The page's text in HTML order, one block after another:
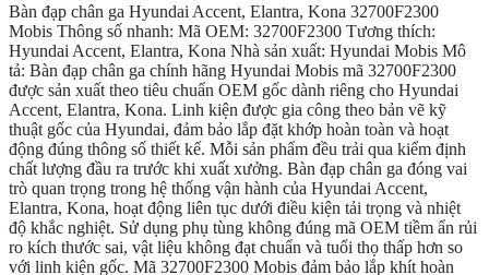
Bàn đạp chân ga Hyundai Accent, Elantra, Kona 32700F2300
Mobis Thông số nhanh: Mã OEM: 32700F2300 Tương thích:
Hyundai Accent, Elantra, Kona Nhà sản xuất: Hyundai Mobis Mô
tả: Bàn đạp chân ga chính hãng Hyundai Mobis mã 32700F2300
được sản xuất theo tiêu chuẩn OEM gốc dành riêng cho Hyundai
Accent, Elantra, Kona. Linh kiện được gia công theo bản vẽ kỹ
thuật gốc của Hyundai, đảm bảo lắp đặt khớp hoàn toàn và hoạt
động đúng thông số thiết kế. Mỗi sản phẩm đều trải qua kiểm định
chất lượng đầu ra trước khi xuất xưởng. Bàn đạp chân ga đóng vai
trò quan trọng trong hệ thống vận hành của Hyundai Accent,
Elantra, Kona, hoạt động liên tục dưới điều kiện tải trọng và nhiệt
độ khắc nghiệt. Sử dụng phụ tùng không đúng mã OEM tiềm ẩn rủi
ro kích thước sai, vật liệu không đạt chuẩn và tuổi thọ thấp hơn so
với linh kiện gốc. Mã 32700F2300 Mobis đảm bảo lắp khít hoàn